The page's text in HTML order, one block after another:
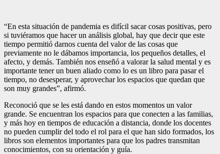
“En esta situación de pandemia es difícil sacar cosas positivas, pero
si tuviéramos que hacer un análisis global, hay que decir que este
tiempo permitió darnos cuenta del valor de las cosas que
previamente no le dábamos importancia, los pequeños detalles, el
afecto, y demás. También nos enseñó a valorar la salud mental y es
importante tener un buen aliado como lo es un libro para pasar el
tiempo, no desesperar, y aprovechar los espacios que quedan que
son muy grandes”, afirmó.
Reconoció que se les está dando en estos momentos un valor
grande. Se encuentran los espacios para que conecten a las familias,
y más hoy en tiempos de educación a distancia, donde los docentes
no pueden cumplir del todo el rol para el que han sido formados, los
libros son elementos importantes para que los padres transmitan
conocimientos, con su orientación y guía.